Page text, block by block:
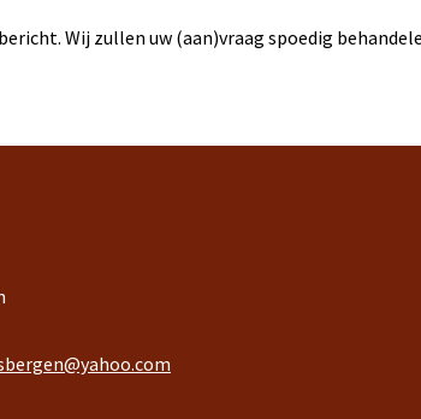
Wij zullen uw (aan)vraag spoedig